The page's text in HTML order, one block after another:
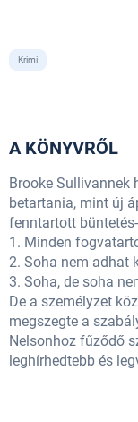
Krimi
A KÖNYVRŐL
Brooke Sullivannek
betartania, mint új
fenntartott
1. Minden
2. Soha nem adhat
3. Soha, de soha
De a személyzet
megszegte a
Nelsonhoz fűződő
leghírhedtebb és